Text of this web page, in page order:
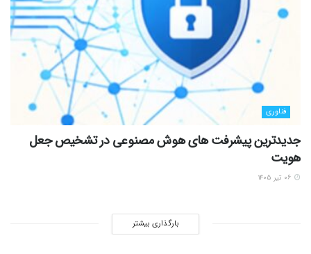
فناوری
جدیدترین پیشرفت های هوش مصنوعی در تشخیص جعل
هویت
بارگذاری بیشتر